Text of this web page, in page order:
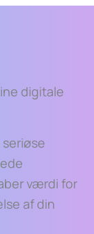
digitale
værdi for
af din